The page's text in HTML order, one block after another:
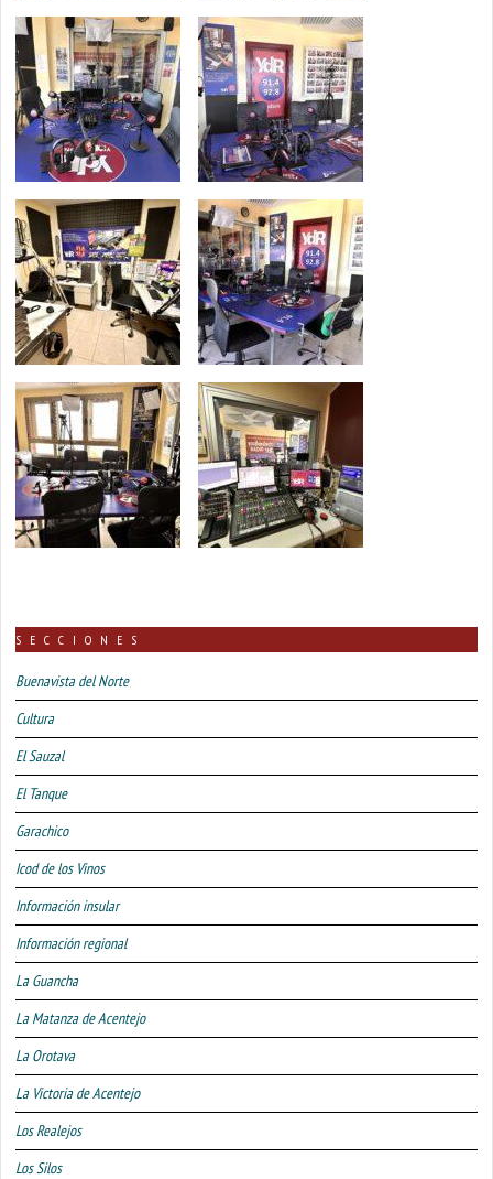
SECCIONES
Buenavista del Norte
Cultura
El Sauzal
El Tanque
Garachico
Icod de los Vinos
Información insular
Información regional
La Guancha
La Matanza de Acentejo
La Orotava
La Victoria de Acentejo
Los Realejos
Los Silos